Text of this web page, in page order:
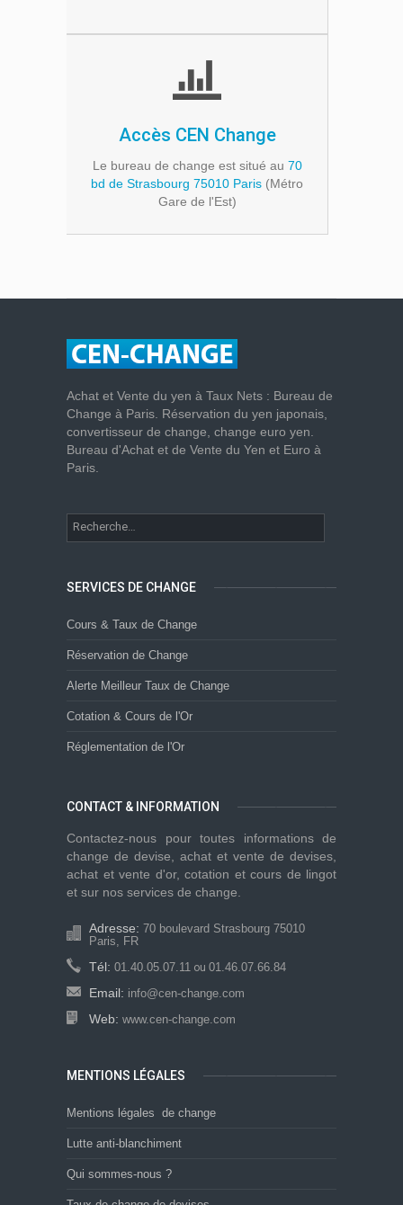
Accès CEN Change
Le bureau de change est situé au 70
bd de Strasbourg 75010 Paris (Métro
Gare de l'Est)
Achat et Vente du yen à Taux Nets : Bureau de
Change à Paris. Réservation du yen japonais,
convertisseur de change, change euro yen.
Bureau d'Achat et de Vente du Yen et Euro à
Paris.
SERVICES DE CHANGE
Cours & Taux de Change
Réservation de Change
Alerte Meilleur Taux de Change
Cotation & Cours de l'Or
Réglementation de l'Or
CONTACT & INFORMATION
Contactez-nous pour toutes informations de
change de devise, achat et vente de devises,
achat et vente d'or, cotation et cours de lingot
et sur nos services de change.
Adresse: 70 boulevard Strasbourg 75010
Paris, FR
Tél: 01.40.05.07.11 ou 01.46.07.66.84
Email: info@cen-change.com
Web: www.cen-change.com
MENTIONS LÉGALES
Mentions légales de change
Lutte anti-blanchiment
Qui sommes-nous ?